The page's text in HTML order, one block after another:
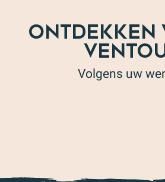
ONTDEKKEN
Volgens uw